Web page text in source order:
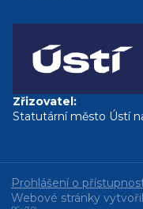
Zřizovatel:
Statutární město Ústí
Prohlášení o
Webové stránky